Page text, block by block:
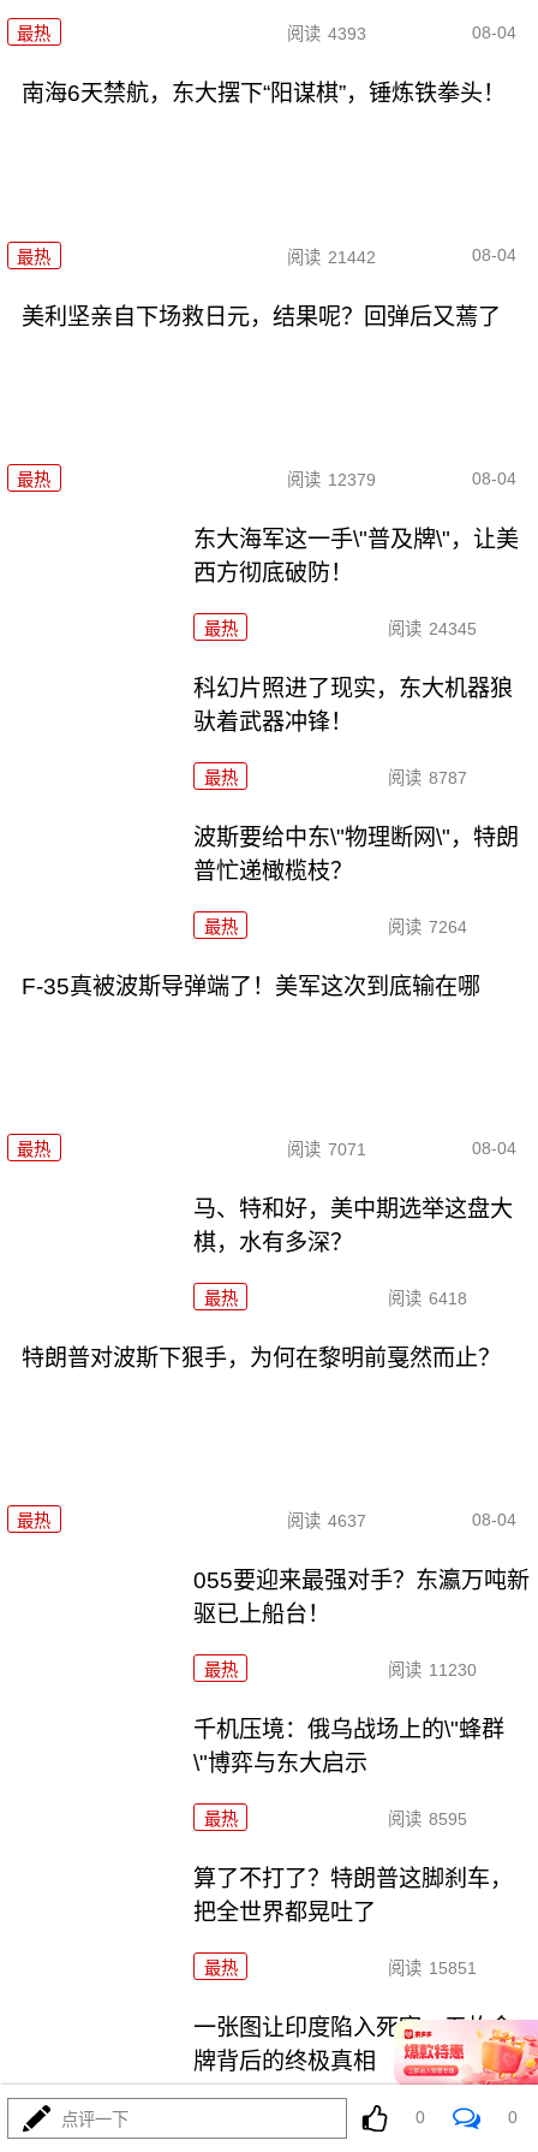
最热 阅读 4393 08-04
南海6天禁航，东大摆下“阳谋棋”，锤炼铁拳头！
最热 阅读 21442 08-04
美利坚亲自下场救日元，结果呢？回弹后又蔫了
最热 阅读 12379 08-04
东大海军这一手\"普及牌\"，让美
西方彻底破防！
最热 阅读 24345
科幻片照进了现实，东大机器狼
驮着武器冲锋！
最热 阅读 8787
波斯要给中东\"物理断网\"，特朗
普忙递橄榄枝？
最热 阅读 7264
F-35真被波斯导弹端了！美军这次到底输在哪
最热 阅读 7071 08-04
马、特和好，美中期选举这盘大
棋，水有多深？
最热 阅读 6418
特朗普对波斯下狠手，为何在黎明前戛然而止？
最热 阅读 4637 08-04
055要迎来最强对手？东瀛万吨新
驱已上船台！
最热 阅读 11230
千机压境：俄乌战场上的\"蜂群
\"博弈与东大启示
最热 阅读 8595
算了不打了？特朗普这脚刹车，
把全世界都晃吐了
最热 阅读 15851
一张图让印度陷入死寂，五枚金
牌背后的终极真相
阅读 11002
点评一下 0 0